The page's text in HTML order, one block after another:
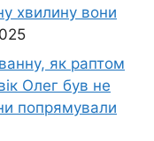
хвилину вони
як раптом
Олег був не
попрямували